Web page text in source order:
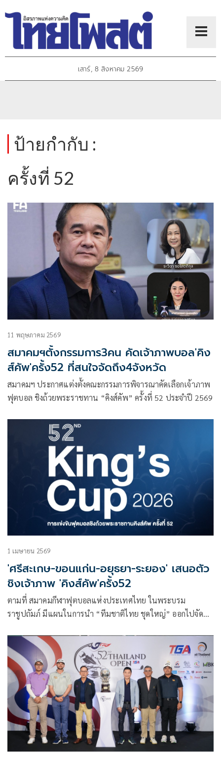
เสาร์, 8 สิงหาคม 2569
ป้ายกำกับ :
ครั้งที่ 52
11 พฤษภาคม 2569
สมาคมฯตั้งกรรมการ3คน คัดเจ้าภาพบอล'คิง
ส์คัพ'ครั้ง52 ที่สนใจจัดถึง4จังหวัด
สมาคมฯ ประกาศแต่งตั้งคณะกรรมการพิจารณาคัดเลือกเจ้าภาพ
ฟุตบอล ชิงถ้วยพระราชทาน “คิงส์คัพ” ครั้งที่ 52 ประจำปี 2569
1 เมษายน 2569
'ศรีสะเกษ-ขอนแก่น-อยุธยา-ระยอง' เสนอตัว
ชิงเจ้าภาพ 'คิงส์คัพ'ครั้ง52
ตามที่ สมาคมกีฬาฟุตบอลแห่งประเทศไทย ในพระบรม
ราชูปถัมภ์ มีแผนในการนำ “ทีมชาติไทย ชุดใหญ่” ออกไปจัด
เป็นกีฬายอดนิยมอันดับหนึ่งสู่เมืองต่างๆ อีกทั้งยังเป็นการ
กระตุ้นทางเศรษฐกิจและการท่องเที่ยว สร้างความภาคภูมิใจใน
การจัดกิจกรรมที่แต่ละจังหวัดจัดขึ้นมา